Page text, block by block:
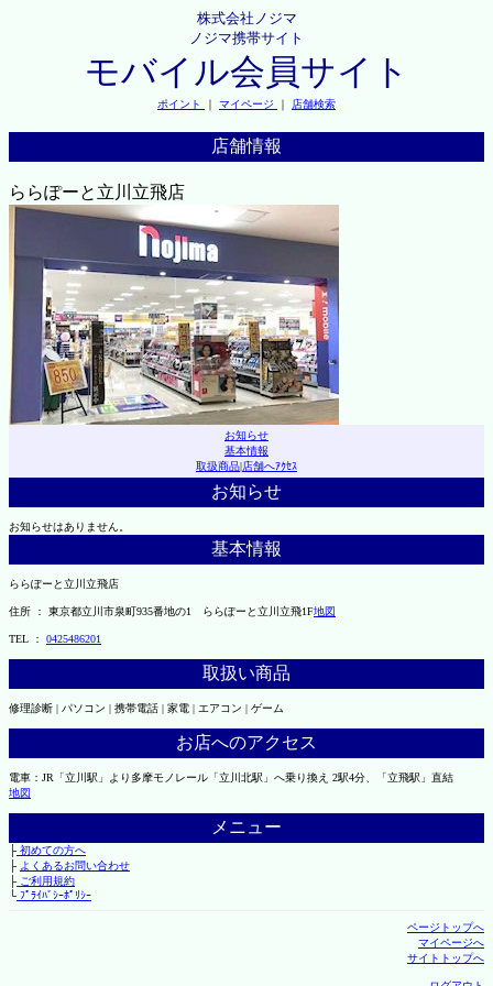
株式会社ノジマ
ノジマ携帯サイト
モバイル会員サイト
ポイント ｜ マイページ ｜ 店舗検索
店舗情報
ららぽーと立川立飛店
お知らせ
基本情報
取扱商品|店舗へｱｸｾｽ
お知らせ
お知らせはありません。
基本情報
ららぽーと立川立飛店
住所 ： 東京都立川市泉町935番地の1 ららぽーと立川立飛1F地図
TEL ： 0425486201
取扱い商品
修理診断 | パソコン | 携帯電話 | 家電 | エアコン | ゲーム
お店へのアクセス
電車：JR「立川駅」より多摩モノレール「立川北駅」へ乗り換え 2駅4分、「立飛駅」直結
地図
メニュー
├初めての方へ
├ よくあるお問い合わせ
├ご利用規約
└ﾌﾟﾗｲﾊﾞｼｰﾎﾟﾘｼｰ
ページトップへ
マイページへ
サイトトップへ